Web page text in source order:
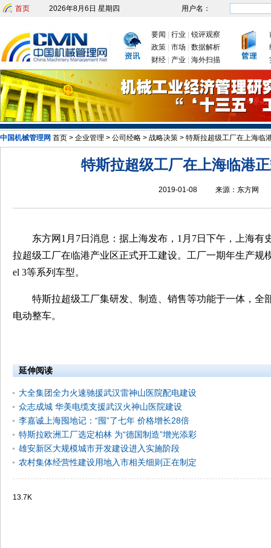
首页 2026年8月6日 星期四 用户名：
要闻 行业
锐评观察
政策
市场
数据解析
财经
产业 海外扫描
中国机械管理网 首页 > 企业管理 > 公司经略 > 战略决策 > 特斯拉超级工厂在上海临
发改委：九大举措有序推动企业复工复
特斯拉超级工厂在上海临港
2019-01-08 来源： 东方网
东方网1月7日消息：据上海发布，1月7日下午，上海有
拉超级工厂在临港产业区正式开工建设。工厂一期年生产规
el 3等系列车型。
特斯拉超级工厂集研发、制造、销售等功能于一体，全
电动整车。
延伸阅读
大全集团全力火速驰援武汉雷神山医院配电建设
众志成城 华美电缆支援武汉火神山医院建设
李嘉诚上海囤地记：“囤”了七年 价格增长28倍
特斯拉欧洲工厂选定柏林 为“德国制造”增光添彩
雄安新区大规模城市开发建设进入实施阶段
农村集体经营性建设用地入市相关细则正在制定
13.7K